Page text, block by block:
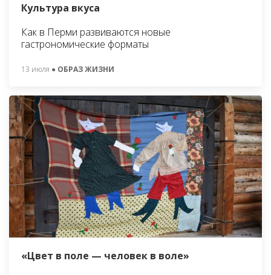
Культура вкуса
Как в Перми развиваются новые
гастрономические форматы
13 июля ● ОБРАЗ ЖИЗНИ
«Цвет в поле — человек в воле»